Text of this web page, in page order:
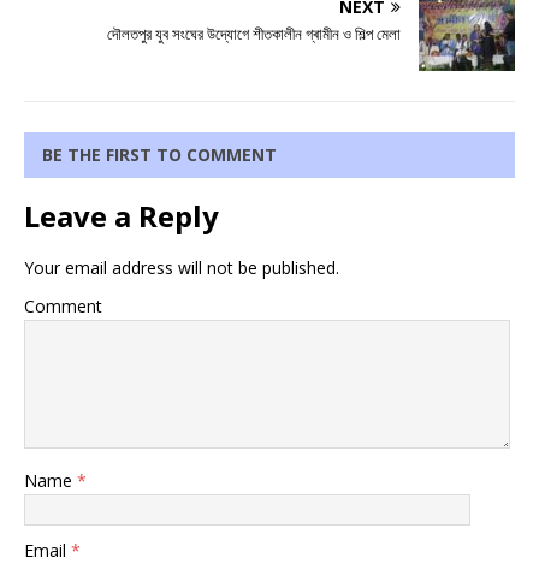
NEXT
দৌলতপুর যুব সংঘের উদ্যোগে শীতকালীন গ্ৰামীন ও শিল্প মেলা
BE THE FIRST TO COMMENT
Leave a Reply
Your email address will not be published.
Comment
Name *
Email *